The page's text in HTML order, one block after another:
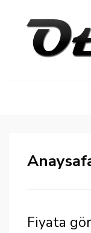
Fiyata